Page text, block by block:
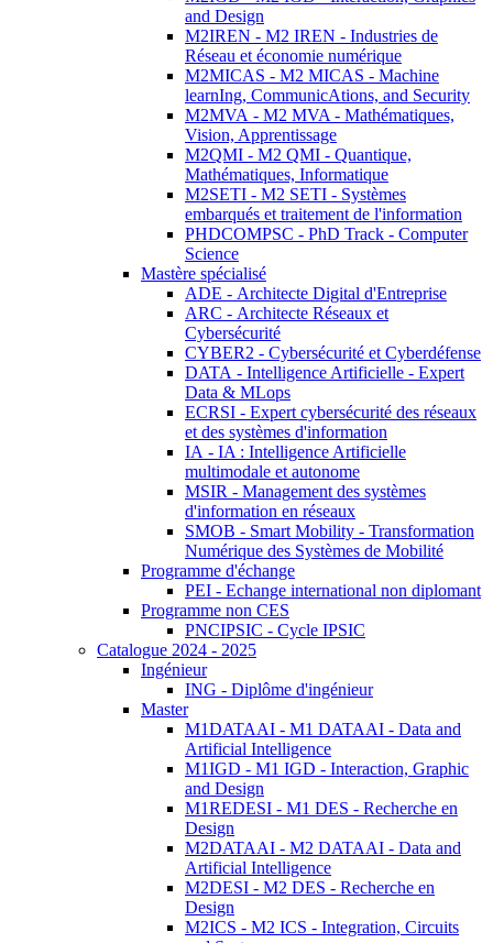
and Design
M2IREN - M2 IREN - Industries de
Réseau et économie numérique
M2MICAS - M2 MICAS - Machine
learnIng, CommunicAtions, and Security
M2MVA - M2 MVA - Mathématiques,
Vision, Apprentissage
M2QMI - M2 QMI - Quantique,
Mathématiques, Informatique
M2SETI - M2 SETI - Systèmes
embarqués et traitement de l'information
PHDCOMPSC - PhD Track - Computer
Science
Mastère spécialisé
ADE - Architecte Digital d'Entreprise
ARC - Architecte Réseaux et
Cybersécurité
CYBER2 - Cybersécurité et Cyberdéfense
DATA - Intelligence Artificielle - Expert
Data & MLops
ECRSI - Expert cybersécurité des réseaux
et des systèmes d'information
IA - IA : Intelligence Artificielle
multimodale et autonome
MSIR - Management des systèmes
d'information en réseaux
SMOB - Smart Mobility - Transformation
Numérique des Systèmes de Mobilité
Programme d'échange
PEI - Echange international non diplomant
Programme non CES
PNCIPSIC - Cycle IPSIC
Catalogue 2024 - 2025
Ingénieur
ING - Diplôme d'ingénieur
Master
M1DATAAI - M1 DATAAI - Data and
Artificial Intelligence
M1IGD - M1 IGD - Interaction, Graphic
and Design
M1REDESI - M1 DES - Recherche en
Design
M2DATAAI - M2 DATAAI - Data and
Artificial Intelligence
M2DESI - M2 DES - Recherche en
Design
M2ICS - M2 ICS - Integration, Circuits